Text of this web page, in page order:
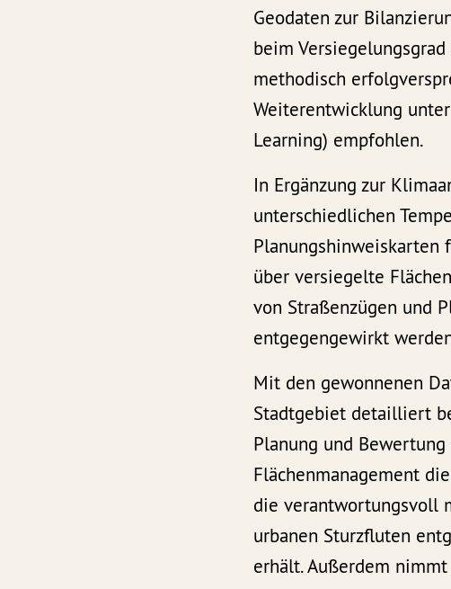
Geodaten zur
beim
methodisch
Weiterentwicklung
Learning) empfohlen.
In Ergänzung zur
unterschiedlichen
Planungshinweiskarten
über versiegelte
von Straßenzügen und
entgegengewirkt
Mit den gewonnenen
Stadtgebiet detailliert
Planung und
Flächenmanagement
die verantwortungsvoll
urbanen Sturzfluten
erhält. Außerdem